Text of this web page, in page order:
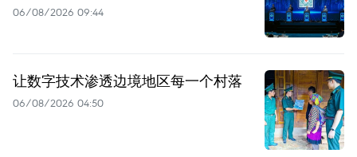
06/08/2026 09:44
让数字技术渗透边境地区每一个村落
06/08/2026 04:50